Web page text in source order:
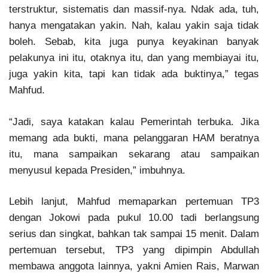
terstruktur, sistematis dan massif-nya. Ndak ada, tuh,
hanya mengatakan yakin. Nah, kalau yakin saja tidak
boleh. Sebab, kita juga punya keyakinan banyak
pelakunya ini itu, otaknya itu, dan yang membiayai itu,
juga yakin kita, tapi kan tidak ada buktinya,” tegas
Mahfud.
“Jadi, saya katakan kalau Pemerintah terbuka. Jika
memang ada bukti, mana pelanggaran HAM beratnya
itu, mana sampaikan sekarang atau sampaikan
menyusul kepada Presiden,” imbuhnya.
Lebih lanjut, Mahfud memaparkan pertemuan TP3
dengan Jokowi pada pukul 10.00 tadi berlangsung
serius dan singkat, bahkan tak sampai 15 menit. Dalam
pertemuan tersebut, TP3 yang dipimpin Abdullah
membawa anggota lainnya, yakni Amien Rais, Marwan